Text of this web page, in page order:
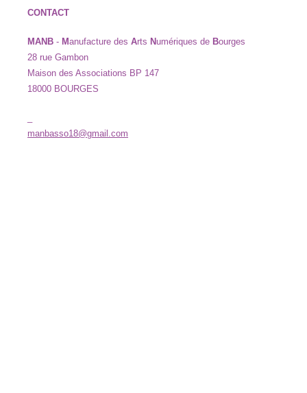
CONTACT
MANB - Manufacture des Arts Numériques de Bourges
28 rue Gambon
Maison des Associations BP 147
18000 BOURGES
manbasso18@gmail.com